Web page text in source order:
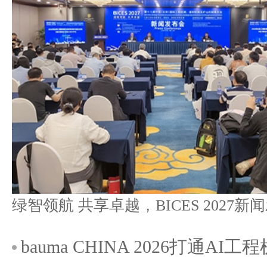
bauma CHINA 2026打通AI工